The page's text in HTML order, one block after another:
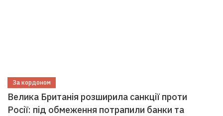
За кордоном
Велика Британія розширила санкції проти
Росії: під обмеження потрапили банки та